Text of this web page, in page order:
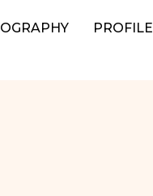
PROFILE